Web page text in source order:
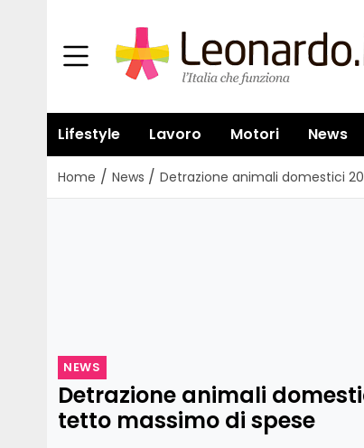
Lifestyle Lavoro Motori News
Home / News / Detrazione animali domestici
NEWS
Detrazione animali
tetto massimo di spese